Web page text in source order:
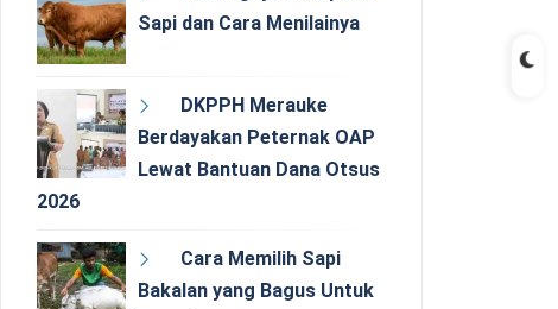
Sapi dan Cara Menilainya
DKPPH Merauke
Berdayakan Peternak OAP
Lewat Bantuan Dana Otsus
2026
Cara Memilih Sapi
Bakalan yang Bagus Untuk